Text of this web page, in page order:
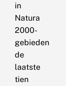
in
Natura
2000-
gebieden
de
laatste
tien